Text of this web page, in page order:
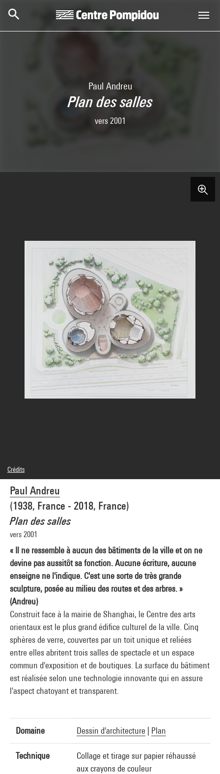
Paul Andreu
Plan des salles
vers 2001
Paul Andreu
(1938, France - 2018, France)
Plan des salles
vers 2001
« Il ne ressemble à aucun des bâtiments de la ville et on ne
devine pas aussitôt sa fonction. Aucune écriture, aucune
enseigne ne l'indique. C'est une sorte de très grande
sculpture, posée au milieu des routes et des arbres. »
(Andreu)
Construit face à la mairie de Shanghai, le Centre des arts
orientaux est le plus grand édifice culturel de la ville. Cinq
sphères de verre, couvertes par un toit unique et reliées
entre elles abritent trois salles de spectacle et un espace
commun d'exposition et de boutiques. La surface du bâtiment
est réalisée selon une technologie innovante qui en assure
l'aspect chatoyant et transparent.
Domaine Dessin d'architecture Plan
Technique
Collage et tirage sur papier réhaussé
aux crayons de couleur
Crédits
© Adagp, Paris
Crédit photographique : Centre Pompidou, MNAM-CCI/Audrey Laurans/Dist.
GrandPalaisRmn
Réf. image : 4Y20376
Diffusion image :GrandPalaisRmnPhoto